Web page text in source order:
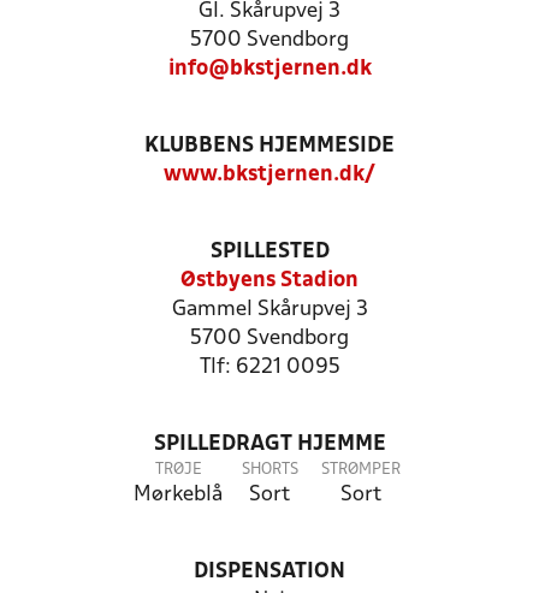
Gl. Skårupvej 3
5700 Svendborg
info@bkstjernen.dk
KLUBBENS HJEMMESIDE
www.bkstjernen.dk/
SPILLESTED
Østbyens Stadion
Gammel Skårupvej 3
5700 Svendborg
Tlf: 6221 0095
SPILLEDRAGT HJEMME
TRØJE
Mørkeblå
SHORTS
Sort
STRØMPER
Sort
DISPENSATION